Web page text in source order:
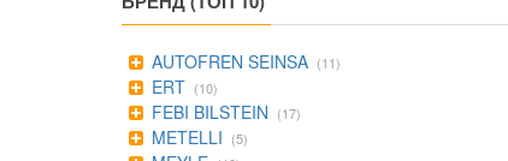
AUTOFREN SEINSA (11)
ERT (10)
FEBI BILSTEIN (17)
METELLI (5)